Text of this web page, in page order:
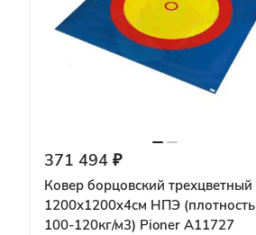
371 494 ₽
Ковер борцовский трехцветный
1200х1200x4см НПЭ (плотность
100-120кг/м3) Pioner A11727